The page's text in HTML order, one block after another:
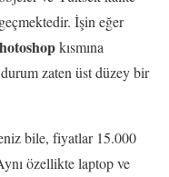
İşin eğer
kısmına
zaten üst düzey bir
bile, fiyatlar 15.000
özellikte laptop ve